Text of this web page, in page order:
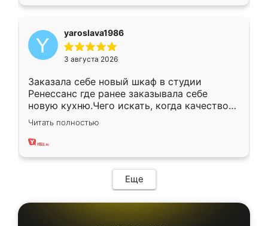
yaroslava1986
3 августа 2026
Заказала себе новый шкаф в студии
Ренессанс где ранее заказывала себе
новую кухню.Чего искать, когда качеством
вполне довольна. Служит кухня уже почти
два года, нареканий нет.
Читать полностью
Еще